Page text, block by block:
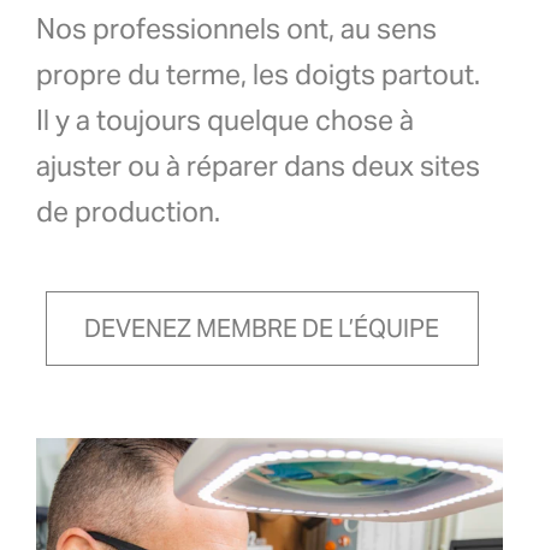
Nos professionnels ont, au sens
propre du terme, les doigts partout.
Il y a toujours quelque chose à
ajuster ou à réparer dans deux sites
de production.
DEVENEZ MEMBRE DE L’ÉQUIPE